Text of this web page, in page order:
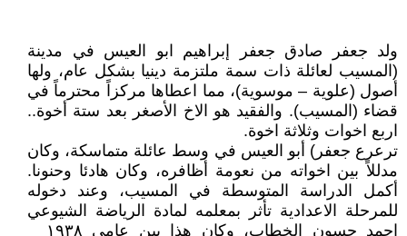
ولد جعفر صادق جعفر إبراهيم ابو العيس في مدينة
(المسيب لعائلة ذات سمة ملتزمة دينيا بشكل عام، ولها
أصول (علوية – موسوية)، مما اعطاها مركزاً محترماً في
قضاء (المسيب). والفقيد هو الاخ الأصغر بعد ستة أخوة..
اربع اخوات وثلاثة اخوة.
ترعرع جعفر) أبو العيس في وسط عائلة متماسكة، وكان
مدللاً بين اخواته من نعومة أظافره، وكان هادئا وحنونا.
أكمل الدراسة المتوسطة في المسيب، وعند دخوله
للمرحلة الاعدادية تأثر بمعلمه لمادة الرياضة الشيوعي